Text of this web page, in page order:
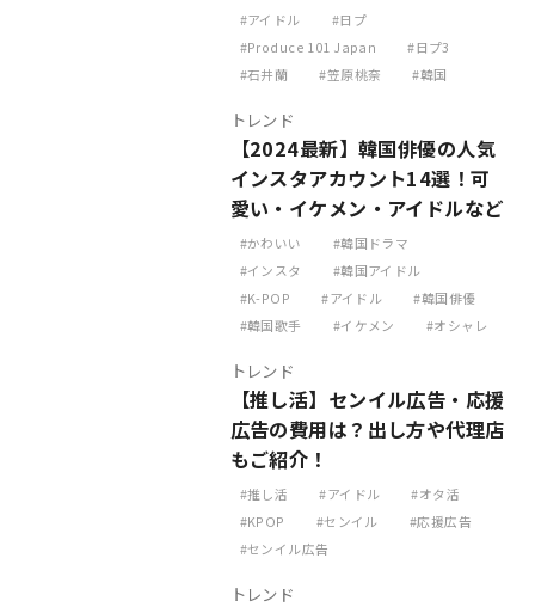
アイドル
日プ
Produce 101 Japan
日プ3
石井蘭
笠原桃奈 韓国
トレンド
【2024最新】韓国俳優の人気
インスタアカウント14選！可
愛い・イケメン・アイドルなど
かわいい
韓国ドラマ
インスタ
韓国アイドル
K-POP
アイドル
韓国俳優
韓国歌手
イケメン オシャレ
トレンド
【推し活】センイル広告・応援
広告の費用は？出し方や代理店
もご紹介！
推し活 アイドル
オタ活
KPOP
センイル
応援広告
センイル広告
トレンド